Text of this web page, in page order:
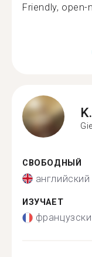
Friendly, open-
K.
СВОБОДНЫЙ
английский
ИЗУЧАЕТ